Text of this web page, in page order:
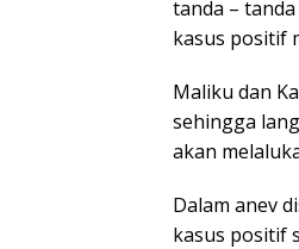
tanda –
kasus positif
Maliku dan
sehingga
akan
Dalam anev
kasus positif